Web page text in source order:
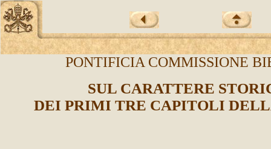
PONTIFICIA COMMISSIONE
SUL CARATTERE
DEI PRIMI TRE CAPITOLI